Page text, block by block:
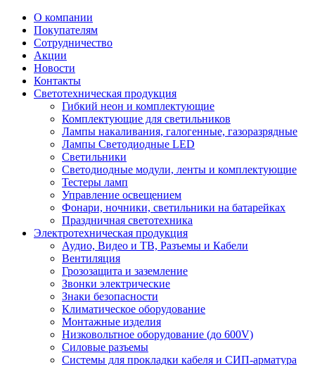
О компании
Покупателям
Сотрудничество
Акции
Новости
Контакты
Светотехническая продукция
Гибкий неон и комплектующие
Комплектующие для светильников
Лампы накаливания, галогенные, газоразрядные
Лампы Светодиодные LED
Светильники
Светодиодные модули, ленты и комплектующие
Тестеры ламп
Управление освещением
Фонари, ночники, светильники на батарейках
Праздничная светотехника
Электротехническая продукция
Аудио, Видео и ТВ, Разъемы и Кабели
Вентиляция
Грозозащита и заземление
Звонки электрические
Знаки безопасности
Климатическое оборудование
Монтажные изделия
Низковольтное оборудование (до 600V)
Силовые разъемы
Системы для прокладки кабеля и СИП-арматура